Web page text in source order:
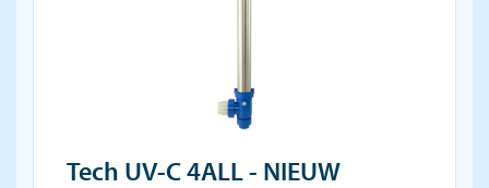
Tech UV-C 4ALL - NIEUW